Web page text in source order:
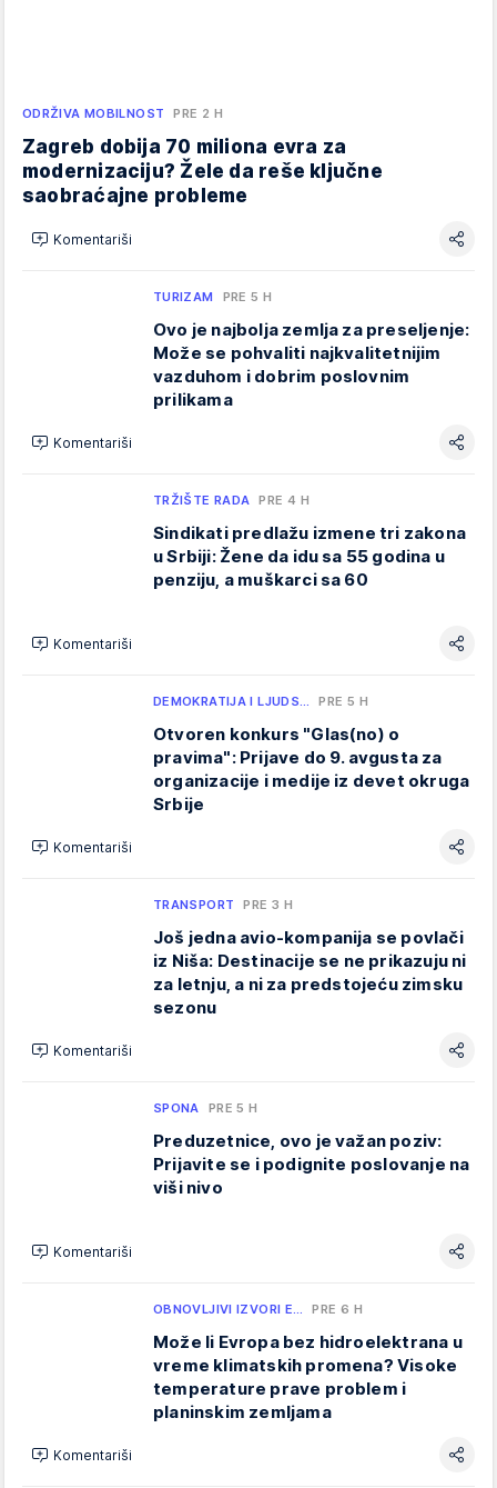
ODRŽIVA MOBILNOST PRE 2 H
Zagreb dobija 70 miliona evra za
modernizaciju? Žele da reše ključne
saobraćajne probleme
Komentariši
TURIZAM PRE 5 H
Ovo je najbolja zemlja za preseljenje:
Može se pohvaliti najkvalitetnijim
vazduhom i dobrim poslovnim
prilikama
Komentariši
TRŽIŠTE RADA PRE 4 H
Sindikati predlažu izmene tri zakona
u Srbiji: Žene da idu sa 55 godina u
penziju, a muškarci sa 60
Komentariši
DEMOKRATIJA I LJUDS… PRE 5 H
Otvoren konkurs "Glas(no) o
pravima": Prijave do 9. avgusta za
organizacije i medije iz devet okruga
Srbije
Komentariši
TRANSPORT PRE 3 H
Još jedna avio-kompanija se povlači
iz Niša: Destinacije se ne prikazuju ni
za letnju, a ni za predstojeću zimsku
sezonu
Komentariši
SPONA PRE 5 H
Preduzetnice, ovo je važan poziv:
Prijavite se i podignite poslovanje na
viši nivo
Komentariši
OBNOVLJIVI IZVORI E… PRE 6 H
Može li Evropa bez hidroelektrana u
vreme klimatskih promena? Visoke
temperature prave problem i
planinskim zemljama
Komentariši